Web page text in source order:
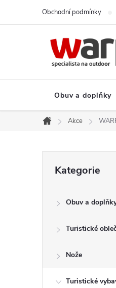
Obchodní podmínky
Obuv a doplňky
Domů
Akce
kategorie
Kategorie
Obuv a
Turistické
Nože
Turistické